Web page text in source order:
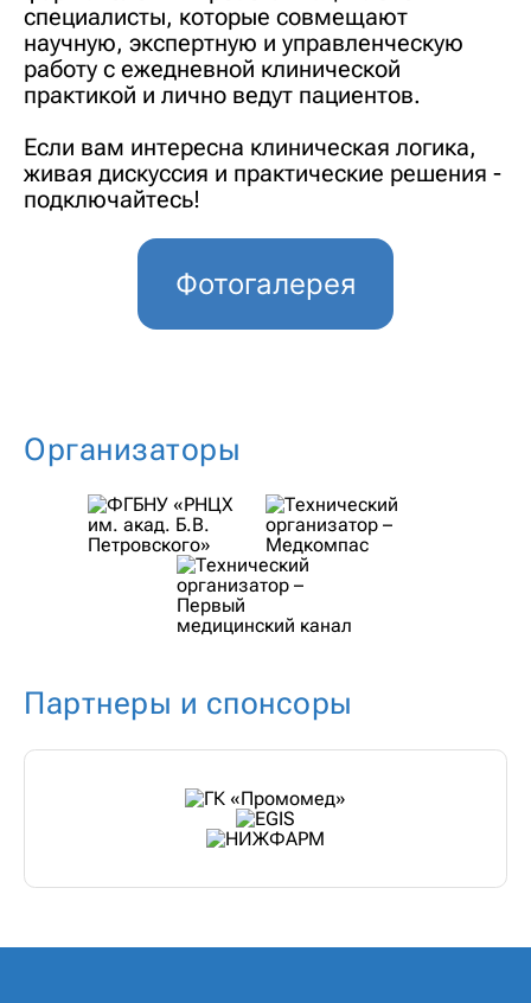
специалисты, которые совмещают
научную, экспертную и управленческую
работу с ежедневной клинической
практикой и лично ведут пациентов.
Если вам интересна клиническая логика,
живая дискуссия и практические решения -
подключайтесь!
Фотогалерея
Организаторы
Партнеры и спонсоры